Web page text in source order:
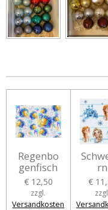
Regenbo
genfisch
€ 12,50
zzgl.
Versandkosten
rn
€